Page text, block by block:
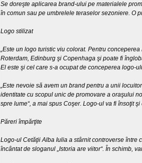
Se doreşte aplicarea brand-ului pe materialele
în comun sau pe umbrelele teraselor sezoniere. O
Logo stilizat
„Este un logo turistic viu colorat. Pentru
Roterdam, Edinburg şi Copenhaga şi poate fi
El este şi cel care s-a ocupat de conceperea logo-
„Este nevoie să avem un brand pentru a unii
identitate cu scopul unic de promovare a oraşului
spre lume“, a mai spus Coşer. Logo-ul va fi însoţit
Păreri împărţite
Logo-ul Cetăţii Alba Iulia a stârnit controverse
încântat de sloganul „Istoria are viitor“. În schimb,